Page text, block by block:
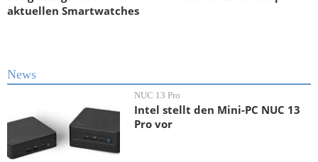
aktuellen Smartwatches
News
NUC 13 Pro
Intel stellt den Mini-PC NUC 13
Pro vor